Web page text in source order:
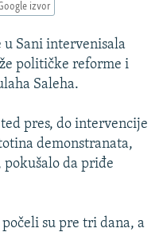
izvor
u Sani intervenisala
političke reforme i
Saleha.
pres, do intervencije
demonstranata,
da priđe
su pre tri dana, a